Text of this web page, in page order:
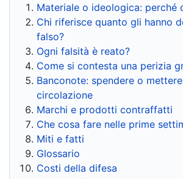
Materiale o ideologica: perché
Chi riferisce quanto gli hanno
falso?
Ogni falsità è reato?
Come si contesta una perizia
Banconote: spendere o
circolazione
Marchi e prodotti contraffatti
Che cosa fare nelle prime
Miti e fatti
Glossario
Costi della difesa